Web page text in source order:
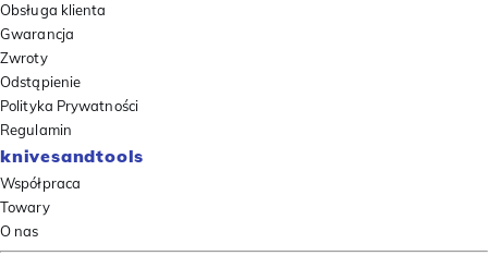
Obsługa klienta
Gwarancja
Zwroty
Odstąpienie
Polityka Prywatności
Regulamin
knivesandtools
Współpraca
Towary
O nas